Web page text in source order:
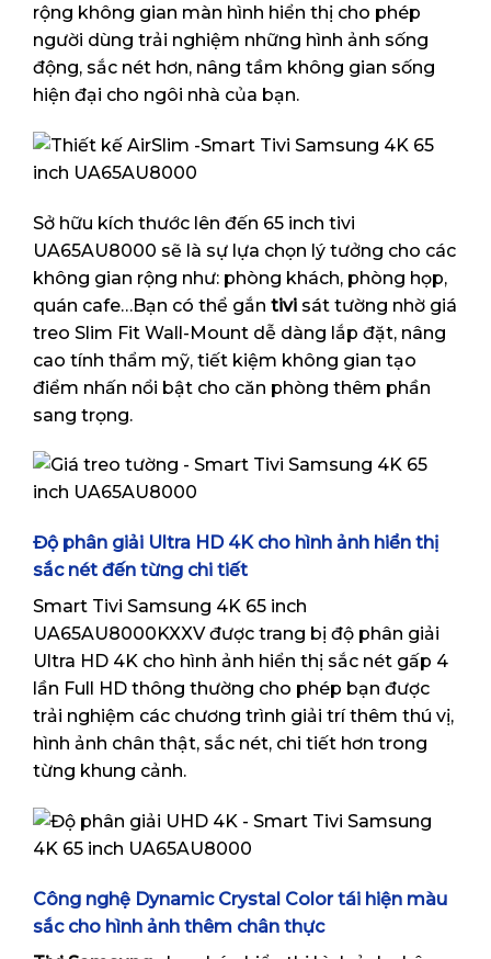
rộng không gian màn hình hiển thị cho phép
người dùng trải nghiệm những hình ảnh sống
động, sắc nét hơn, nâng tầm không gian sống
hiện đại cho ngôi nhà của bạn.
Sở hữu kích thước lên đến 65 inch tivi
UA65AU8000 sẽ là sự lựa chọn lý tưởng cho các
không gian rộng như: phòng khách, phòng họp,
quán cafe…Bạn có thể gắn tivi sát tường nhờ giá
treo Slim Fit Wall-Mount dễ dàng lắp đặt, nâng
cao tính thẩm mỹ, tiết kiệm không gian tạo
điểm nhấn nổi bật cho căn phòng thêm phần
sang trọng.
Độ phân giải Ultra HD 4K cho hình ảnh hiển thị
sắc nét đến từng chi tiết
Smart Tivi Samsung 4K 65 inch
UA65AU8000KXXV được trang bị độ phân giải
Ultra HD 4K cho hình ảnh hiển thị sắc nét gấp 4
lần Full HD thông thường cho phép bạn được
trải nghiệm các chương trình giải trí thêm thú vị,
hình ảnh chân thật, sắc nét, chi tiết hơn trong
từng khung cảnh.
Công nghệ Dynamic Crystal Color tái hiện màu
sắc cho hình ảnh thêm chân thực